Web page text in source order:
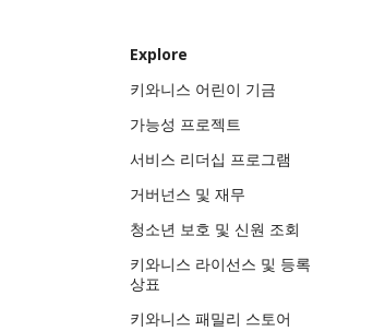
Explore
키와니스 어린이 기금
가능성 프로젝트
서비스 리더십 프로그램
거버넌스 및 재무
청소년 보호 및 신원 조회
키와니스 라이선스 및 등록
상표
키와니스 패밀리 스토어